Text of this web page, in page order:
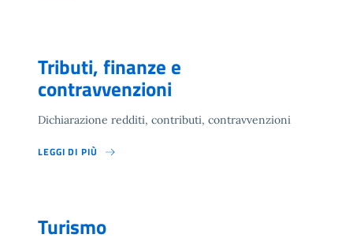
Tributi, finanze e
contravvenzioni
Dichiarazione redditi, contributi, contravvenzioni
LEGGI DI PIÙ
Turismo